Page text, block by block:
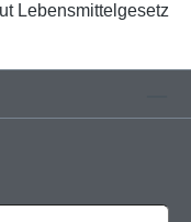
Lebensmittelgesetz